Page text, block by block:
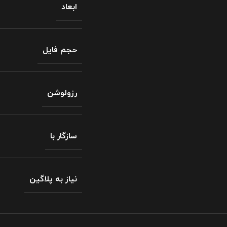
ابعاد
حجم فایل
رزولوشن
سازگار با
نیاز به پلاگین